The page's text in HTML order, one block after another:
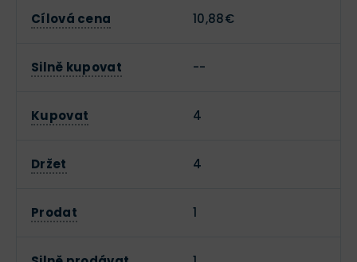
Cílová cena 10,88€
Silně kupovat --
Kupovat 4
Držet 4
Prodat 1